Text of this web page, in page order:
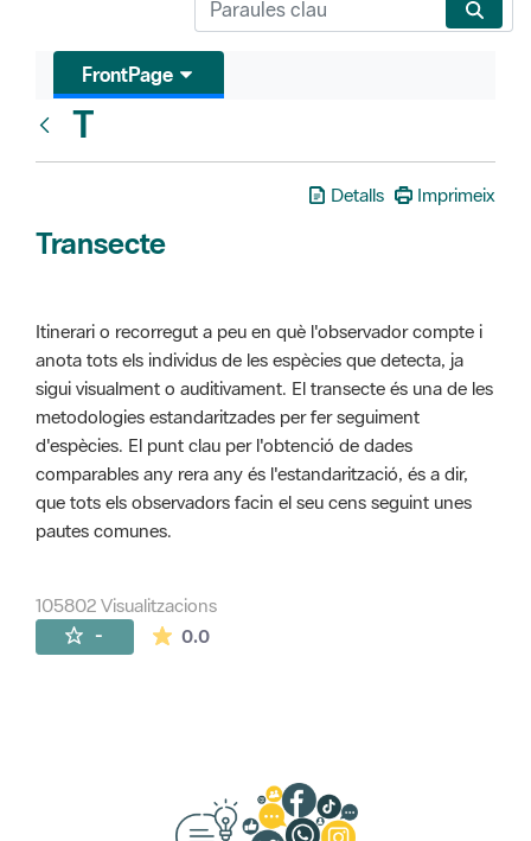
FrontPage
T
Detalls Imprimeix
Transecte
Itinerari o recorregut a peu en què l'observador compte i
anota tots els individus de les espècies que detecta, ja
sigui visualment o auditivament. El transecte és una de les
metodologies estandaritzades per fer seguiment
d'espècies. El punt clau per l'obtenció de dades
comparables any rera any és l'estandarització, és a dir,
que tots els observadors facin el seu cens seguint unes
pautes comunes.
105802 Visualitzacions
- 0.0La mitjana de les valoracions és de 0